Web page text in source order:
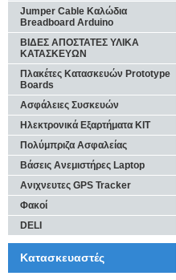
Jumper Cable Καλώδια
Breadboard Arduino
ΒΙΔΕΣ ΑΠΟΣΤΑΤΕΣ ΥΛΙΚΑ
ΚΑΤΑΣΚΕΥΩΝ
Πλακέτες Κατασκευών Prototype
Boards
Ασφάλειες Συσκευών
Ηλεκτρονικά Εξαρτήματα KIT
Πολύμπριζα Ασφαλείας
Βάσεις Ανεμιστήρες Laptop
Ανιχνευτες GPS Tracker
Φακοί
DELI
Κατασκευαστές